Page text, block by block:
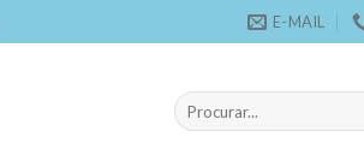
E-MAIL
Pesquisar
por: